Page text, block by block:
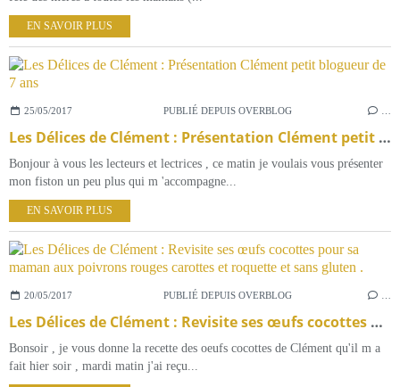
EN SAVOIR PLUS
25/05/2017 PUBLIÉ DEPUIS OVERBLOG
Les Délices de Clément : Présentation Clément petit blogueur de 7 ans
Bonjour à vous les lecteurs et lectrices , ce matin je voulais vous présenter
mon fiston un peu plus qui m 'accompagne...
EN SAVOIR PLUS
20/05/2017 PUBLIÉ DEPUIS OVERBLOG
Les Délices de Clément : Revisite ses œufs cocottes pour sa maman aux poivrons rouges carottes et roquette et sans gluten .
Bonsoir , je vous donne la recette des oeufs cocottes de Clément qu'il m a
fait hier soir , mardi matin j'ai reçu...